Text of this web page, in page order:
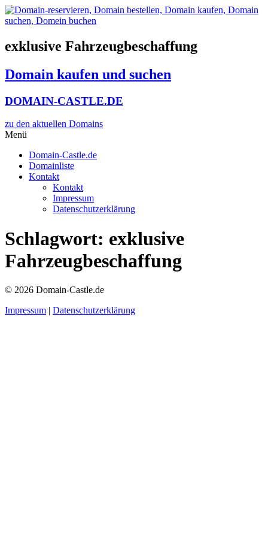
Zum
Inhalt
exklusive Fahrzeugbeschaffung
Domain kaufen und suchen
DOMAIN-CASTLE.DE
zu den aktuellen Domains​
Menü
Domain-Castle.de
Domainliste
Kontakt
Kontakt
Impressum
Datenschutzerklärung
Schlagwort: exklusive
Fahrzeugbeschaffung
© 2026 Domain-Castle.de
Impressum | Datenschutzerklärung